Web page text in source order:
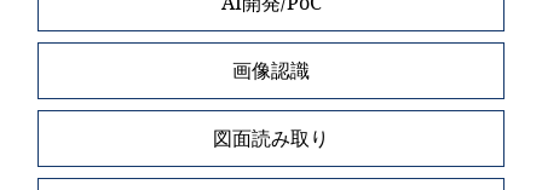
画像認識
図面読み取り